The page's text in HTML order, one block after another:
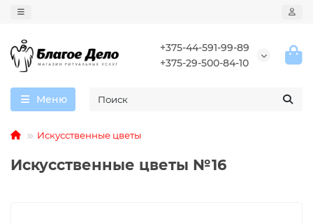
+375-44-591-99-89
+375-29-500-84-10
Меню
Искусственные цветы
Искусственные цветы №16